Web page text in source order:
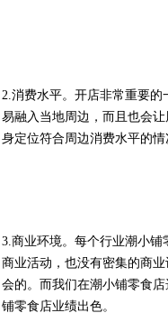
2.消费水平。开店非常重要的
易融入当地周边，而且也会
身定位符合周边消费水平的
3.商业环境。每个行业潮小铺
商业活动，也没有密集的商
会的。而我们在潮小铺零食
铺零食店业绩出色。